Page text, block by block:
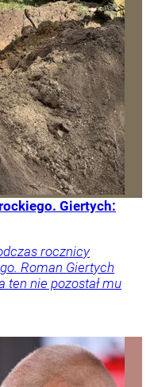
Giertych:
rocznicy
Roman Giertych
ten nie pozostał mu